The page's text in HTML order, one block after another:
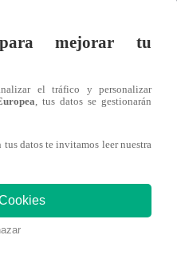
que
Los
puede
para mejorar tu
el tráfico y personalizar
, tus datos se gestionarán
datos te invitamos leer nuestra